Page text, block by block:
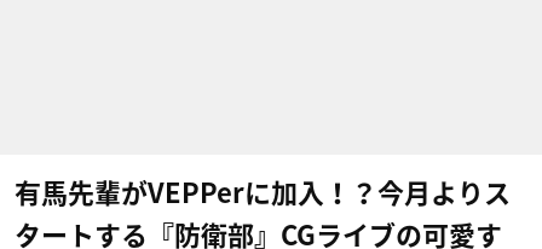
有馬先輩がVEPPerに加入！？今月よりス
タートする『防衛部』CGライブの可愛す